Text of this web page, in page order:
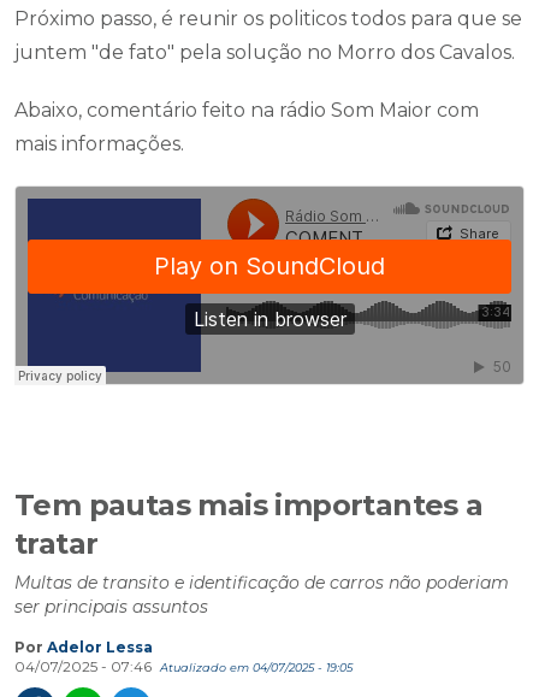
Próximo passo, é reunir os politicos todos para que se
juntem "de fato" pela solução no Morro dos Cavalos.
Abaixo, comentário feito na rádio Som Maior com
mais informações.
Tem pautas mais importantes a
tratar
Multas de transito e identificação de carros não poderiam
ser principais assuntos
Por Adelor Lessa
04/07/2025 - 07:46
Atualizado em 04/07/2025 - 19:05